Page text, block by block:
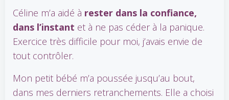
Céline m’a aidé à rester dans la confiance,
dans l’instant et à ne pas céder à la panique.
Exercice très difficile pour moi, j’avais envie de
tout contrôler.
Mon petit bébé m’a poussée jusqu’au bout,
dans mes derniers retranchements. Elle a choisi